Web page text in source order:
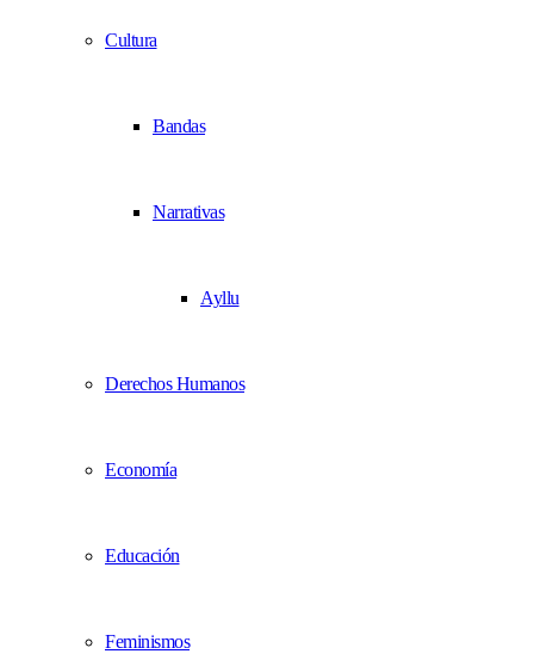
Cultura
Bandas
Narrativas
Ayllu
Derechos Humanos
Economía
Educación
Feminismos